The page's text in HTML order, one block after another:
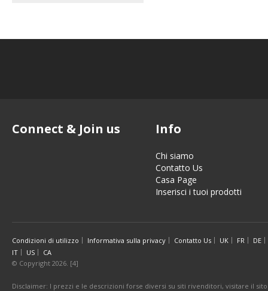
Connect & Join us Info
Chi siamo
Contatto Us
Casa Page
Inserisci i tuoi prodotti
Condizioni di utilizzo Informativa sulla privacy Contatto Us UK FR
DE
IT
US
CA
© Copyright 2026. [4]
Disclaimer: I prezzi e le descrizioni forse diversi su siti rivenditori, visitare il